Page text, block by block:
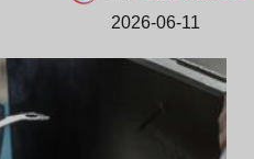
2026-06-11